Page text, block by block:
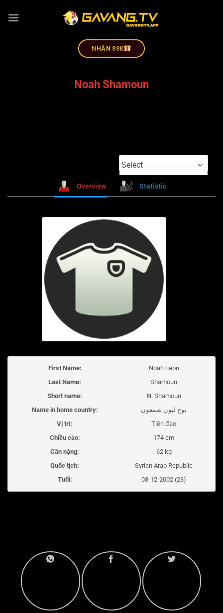
NHÂN 88K
Noah Shamoun
Select
Overview Statistic
First Name:
Noah Leon
Last Name:
Shamoun
Short name:
N. Shamoun
Name in home country:
نوح ليون شمعون
Vị trí:
Tiền đạo
Chiều cao:
174 cm
Cân nặng:
62 kg
Quốc tịch:
Syrian Arab Republic
Tuổi:
08-12-2002 (23)